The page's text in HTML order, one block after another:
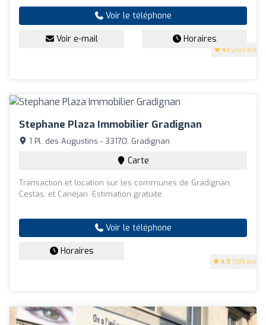
4.1 (200 avis)
Voir le téléphone
Voir e-mail Horaires
Stephane Plaza Immobilier Gradignan
4.9 (105 avis)
1 Pl. des Augustins - 33170, Gradignan
Carte
Transaction et location sur les communes de Gradignan,
Cestas, et Canéjan. Estimation gratuite
Voir le téléphone
Horaires